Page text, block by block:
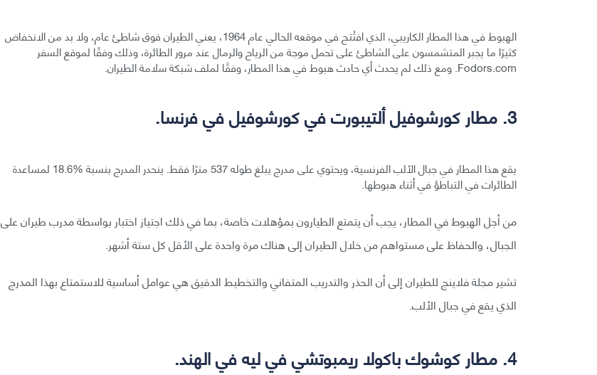
الهبوط في هذا المطار الكاريبي، الذي افتُتح في موقعه الحالي عام 1964، يعني الطيران فوق شاطئ عام، ولا بد من الانخفاض
كثيرًا ما يجبر المتشمسون على الشاطئ على تحمل موجة من الرياح والرمال عند مرور الطائرة، وذلك وفقًا لموقع السفر
Fodors.com. ومع ذلك لم يحدث أي حادث هبوط في هذا المطار، وفقًا لملف شبكة سلامة الطيران.
3. مطار كورشوفيل ألتيبورت في كورشوفيل في فرنسا.
يقع هذا المطار في جبال الألب الفرنسية، ويحتوي على مدرج يبلغ طوله 537 مترًا فقط. ينحدر المدرج بنسبة %18.6 لمساعدة
الطائرات في التباطؤ في أثناء هبوطها.
من أجل الهبوط في المطار، يجب أن يتمتع الطيارون بمؤهلات خاصة، بما في ذلك اجتياز اختبار بواسطة مدرب طيران على
الجبال، والحفاظ على مستواهم من خلال الطيران إلى هناك مرة واحدة على الأقل كل ستة أشهر.
تشير مجلة فلاينج للطيران إلى أن الحذر والتدريب المتفاني والتخطيط الدقيق هي عوامل أساسية للاستمتاع بهذا المدرج
الذي يقع في جبال الألب.
4. مطار كوشوك باكولا ريمبوتشي في ليه في الهند.